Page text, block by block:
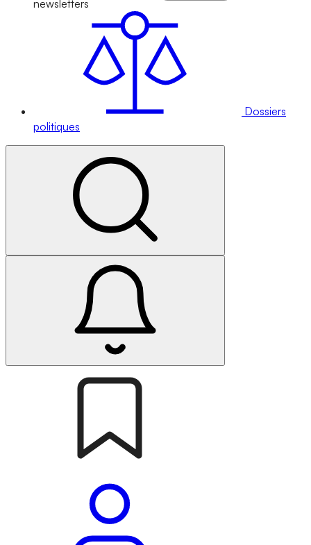
newsletters
Dossiers
politiques